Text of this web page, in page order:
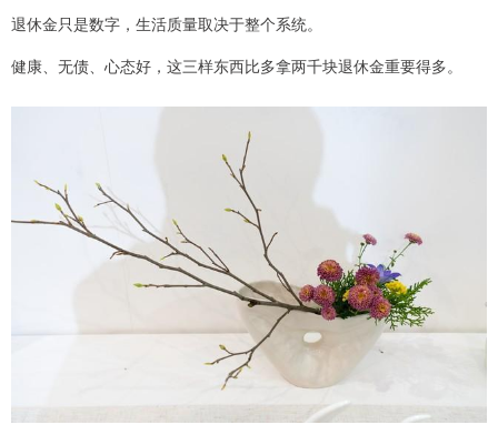
退休金只是数字，生活质量取决于整个系统。
健康、无债、心态好，这三样东西比多拿两千块退休金重要得多。